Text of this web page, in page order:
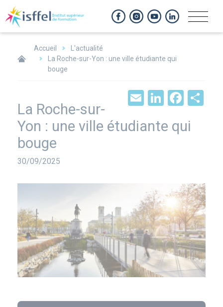
Accueil
L'actualité
La Roche-sur-Yon : une ville étudiante qui
bouge
LinkedIn
Email
La Roche-sur-
Yon : une ville étudiante qui
bouge
Date
30/09/2025
Panneau de gestion des cookies